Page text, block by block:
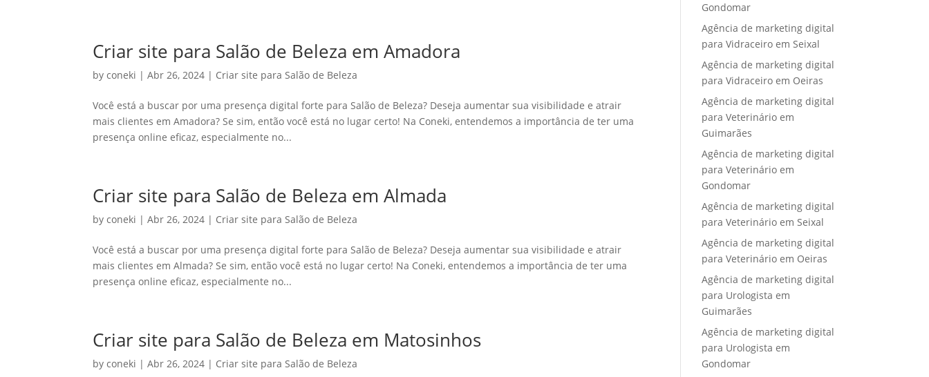
Criar site para Salão de Beleza em Amadora
byconeki |Abr 26, 2024 | Criar site para Salão de Beleza
Você está a buscar por uma presença digital forte para Salão de Beleza? Deseja aumentar sua visibilidade e atrair
mais clientes em Amadora? Se sim, então você está no lugar certo! Na Coneki, entendemos a importância de ter uma
presença online eficaz, especialmente no...
Criar site para Salão de Beleza em Almada
byconeki |Abr 26, 2024 | Criar site para Salão de Beleza
Você está a buscar por uma presença digital forte para Salão de Beleza? Deseja aumentar sua visibilidade e atrair
mais clientes em Almada? Se sim, então você está no lugar certo! Na Coneki, entendemos a importância de ter uma
presença online eficaz, especialmente no...
Criar site para Salão de Beleza em Matosinhos
byconeki |Abr 26, 2024 | Criar site para Salão de Beleza
Gondomar
Agência de marketing digital
para Vidraceiro em Seixal
Agência de marketing digital
para Vidraceiro em Oeiras
Agência de marketing digital
para Veterinário em
Guimarães
Agência de marketing digital
para Veterinário em
Gondomar
Agência de marketing digital
para Veterinário em Seixal
Agência de marketing digital
para Veterinário em Oeiras
Agência de marketing digital
para Urologista em
Guimarães
Agência de marketing digital
para Urologista em
Gondomar